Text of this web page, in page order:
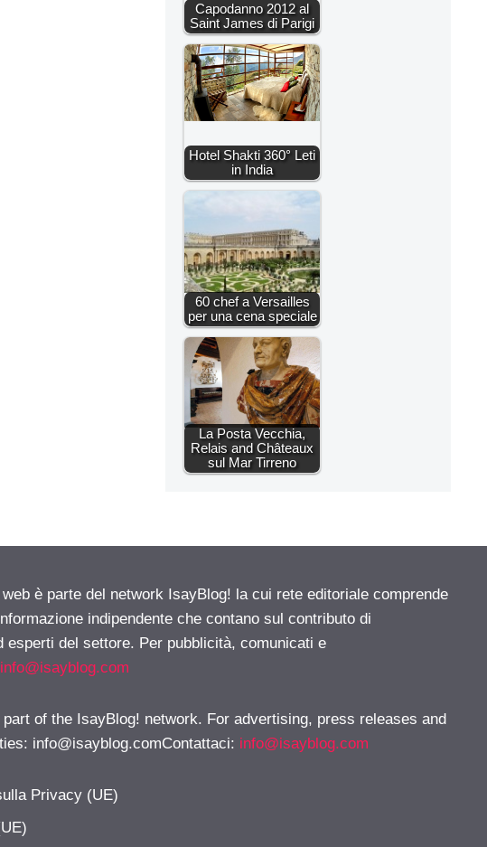
Capodanno 2012 al
Saint James di Parigi
Hotel Shakti 360° Leti
in India
60 chef a Versailles
per una cena speciale
La Posta Vecchia,
Relais and Châteaux
sul Mar Tirreno
web è parte del network IsayBlog! la cui rete editoriale comprende
indipendente che contano sul contributo di
esperti del settore. Per pubblicità, comunicati e
info@isayblog.com
of the IsayBlog! network. For advertising, press releases and
info@isayblog.comContattaci: info@isayblog.com
Privacy (UE)